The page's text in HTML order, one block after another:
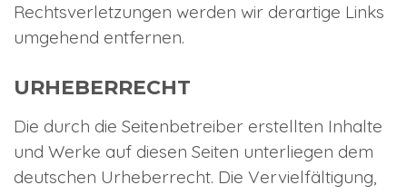
Rechtsverletzungen werden wir derartige Links
umgehend entfernen.
URHEBERRECHT
Die durch die Seitenbetreiber erstellten Inhalte
und Werke auf diesen Seiten unterliegen dem
deutschen Urheberrecht. Die Vervielfältigung,